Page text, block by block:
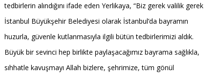
tedbirlerin alındığını ifade eden Yerlikaya, “Biz gerek valilik gerek
İstanbul Büyükşehir Belediyesi olarak İstanbul’da bayramın
huzurla, güvenle kutlanmasıyla ilgili bütün tedbirlerimizi aldık.
Büyük bir sevinci hep birlikte paylaşacağımız bayrama sağlıkla,
sıhhatle kavuşmayı Allah bizlere, şehrimize, tüm gönül